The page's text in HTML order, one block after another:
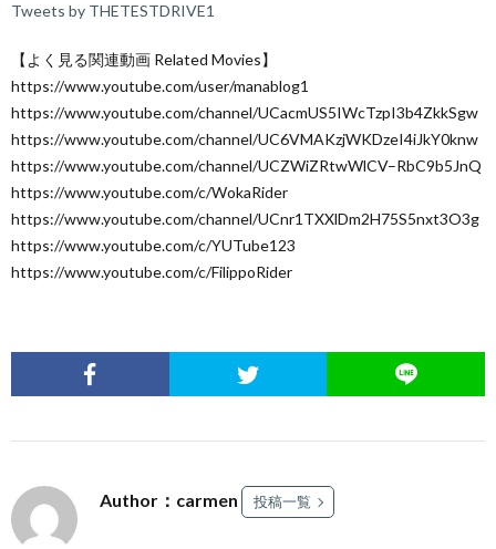
Tweets by THETESTDRIVE1
【よく見る関連動画 Related Movies】
https://www.youtube.com/user/manablog1
https://www.youtube.com/channel/UCacmUS5IWcTzpI3b4ZkkSgw
https://www.youtube.com/channel/UC6VMAKzjWKDzeI4iJkY0knw
https://www.youtube.com/channel/UCZWiZRtwWlCV–RbC9b5JnQ
https://www.youtube.com/c/WokaRider
https://www.youtube.com/channel/UCnr1TXXlDm2H75S5nxt3O3g
https://www.youtube.com/c/YUTube123
https://www.youtube.com/c/FilippoRider
Author：carmen 投稿一覧